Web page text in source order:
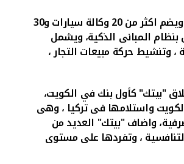
" فى منطقة الشويخ ، الاكبر والاحدث على مستوى الشرق الاوسط ، ويضم اكثر من 20 وكالة سيارات و30
بنظام المبانى الذكية، ويشمل
وتنشيط حركة مبيعات التجار ،
"بيتك" كأول بنك في الكويت،
واستلامها فى تركيا ، وهى
واضاف "بيتك" العديد من
، وتفردها على مستوى